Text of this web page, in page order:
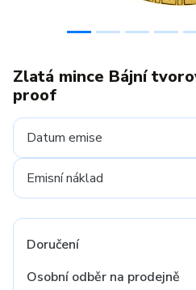
Zlatá mince Bájní
proof
Datum emise
Emisní náklad
Doručení
Osobní odběr na prodejně